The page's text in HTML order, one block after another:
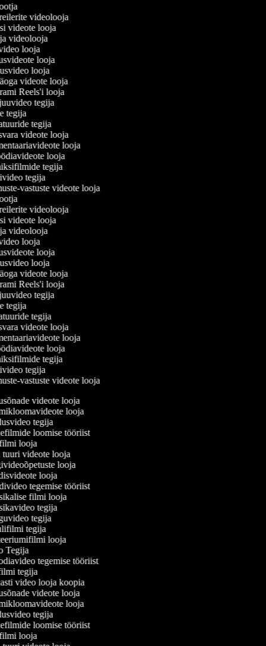
videolooja
videote looja
ja videolooja
looja
looja
looja
videote looja
Reels'i looja
tegija
tegija
tegija
videote looja
looja
looja
tegija
tegija
vastuste videote looja
videolooja
videote looja
ja videolooja
looja
looja
looja
videote looja
Reels'i looja
tegija
tegija
tegija
videote looja
looja
looja
tegija
tegija
vastuste videote looja
videote looja
looja
tegija
loomise tööriist
looja
videote looja
looja
looja
tegemise tööriist
filmi looja
tegija
tegija
tegija
looja
Tegija
tegemise tööriist
tegija
video looja koopia
videote looja
looja
tegija
loomise tööriist
looja